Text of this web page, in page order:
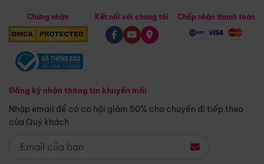
Chứng nhận
Đăng ký nhận thông tin khuyến mãi
Nhập email để có cơ hội giảm 50% cho chuyến đi tiếp theo
của Quý khách
Kết nối với chúng tôi Chấp nhận thanh toán